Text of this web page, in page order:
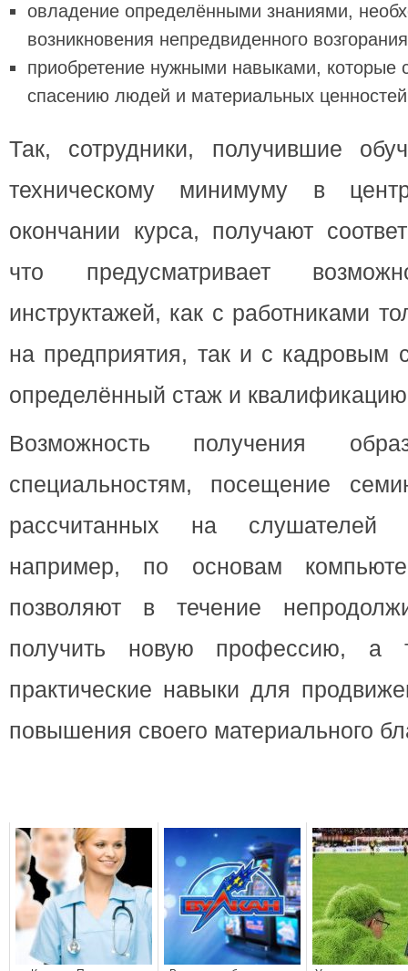
овладение определёнными знаниями,
возникновения непредвиденного
приобретение нужными навыками, которые
спасению людей и материальных
Так, сотрудники, получившие
техническому минимуму в
окончании курса, получают
что предусматривает
инструктажей, как с работниками
на предприятия, так и с
определённый стаж и
Возможность получения
специальностям, посещение
рассчитанных на слушателей
например, по основам
позволяют в течение
получить новую профессию,
практические навыки для
повышения своего материального